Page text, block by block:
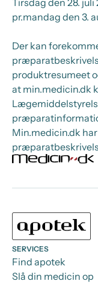
Tirsdag den 28. juli
pr.mandag den 3.
Der kan
produktresumeet
at min.medicin.dk
Min.medicin.dk
SERVICES
Find apotek
Slå din medicin op